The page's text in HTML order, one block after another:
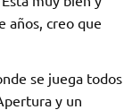
años, creo que
se juega todos
y un